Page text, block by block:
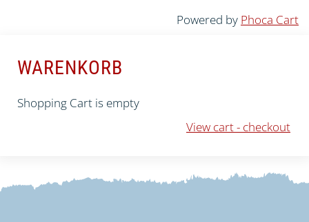
Powered by Phoca Cart
WARENKORB
Shopping Cart is empty
View cart - checkout